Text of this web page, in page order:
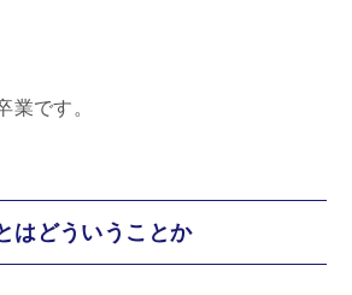
業です。
はどういうことか